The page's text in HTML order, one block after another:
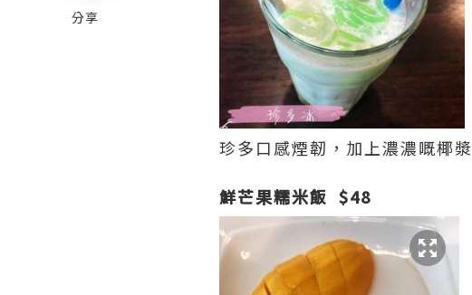
分享
珍多口感煙韌，加上濃濃嘅椰
鮮芒果糯米飯 $48